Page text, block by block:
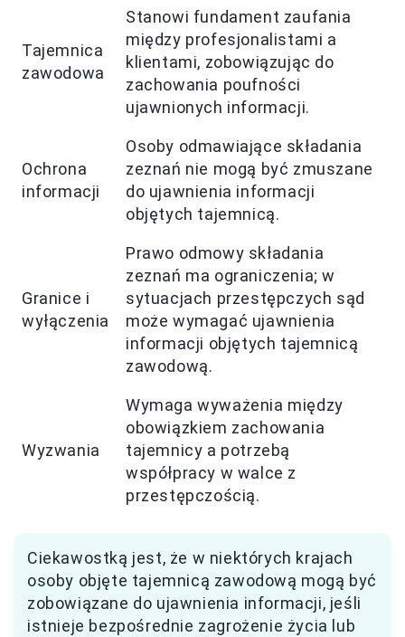
Tajemnica
zawodowa
Stanowi fundament zaufania
między profesjonalistami a
klientami, zobowiązując do
zachowania poufności
ujawnionych informacji.
Ochrona
informacji
Osoby odmawiające składania
zeznań nie mogą być zmuszane
do ujawnienia informacji
objętych tajemnicą.
Granice i
wyłączenia
Prawo odmowy składania
zeznań ma ograniczenia; w
sytuacjach przestępczych sąd
może wymagać ujawnienia
informacji objętych tajemnicą
zawodową.
Wyzwania
Wymaga wyważenia między
obowiązkiem zachowania
tajemnicy a potrzebą
współpracy w walce z
przestępczością.
Ciekawostką jest, że w niektórych krajach
osoby objęte tajemnicą zawodową mogą być
zobowiązane do ujawnienia informacji, jeśli
istnieje bezpośrednie zagrożenie życia lub